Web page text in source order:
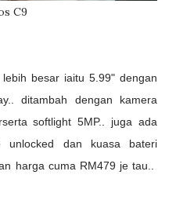
C9
besar iaitu 5.99" dengan
ditambah dengan kamera
softlight 5MP.. juga ada
dan kuasa bateri
harga cuma RM479 je tau..